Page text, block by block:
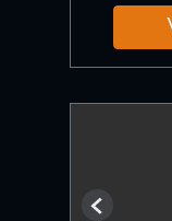
Previous